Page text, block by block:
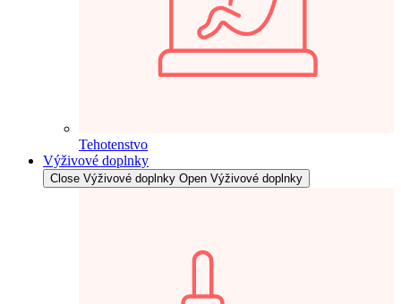
Tehotenstvo
Výživové doplnky
Close Výživové doplnky Open Výživové doplnky